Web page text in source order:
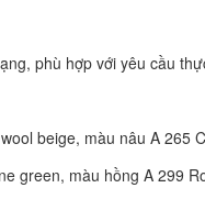
phù hợp với yêu cầu
beige, màu nâu A 265
green, màu hồng A 299